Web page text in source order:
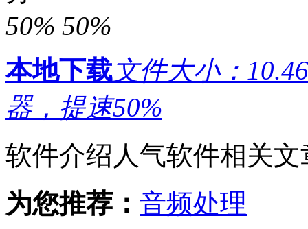
50% 50%
本地下载文件大小：
器，提速50%
软件介绍 人气软件相关文
为您推荐： 音频处理